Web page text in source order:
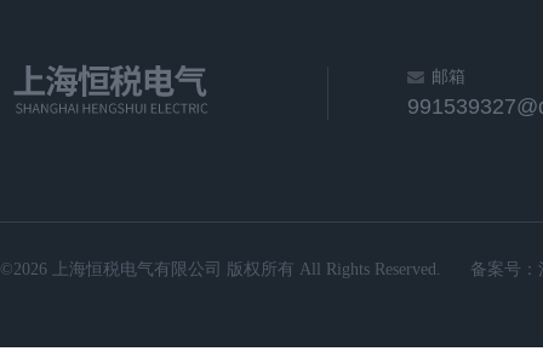
邮箱
©2026 上海恒税电气有限公司 版权所有 All Rights Reserved. 备案号：